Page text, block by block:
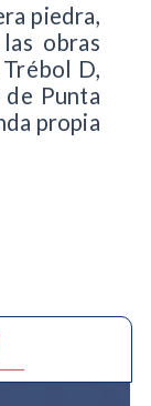
piedra,
obras
D,
Punta
propia